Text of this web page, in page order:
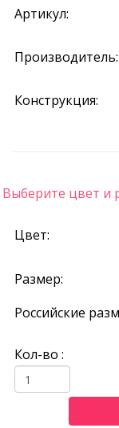
Артикул:
Производитель:
Конструкция:
Выберите цвет и
Цвет:
Размер:
Российские
Кол-во :